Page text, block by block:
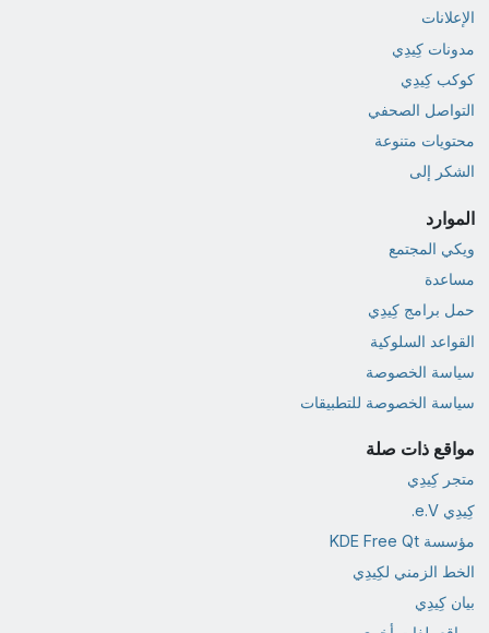
الإعلانات
مدونات كِيدِي
كوكب كِيدِي
التواصل الصحفي
محتويات متنوعة
الشكر إلى
الموارد
ويكي المجتمع
مساعدة
حمل برامج كِيدِي
القواعد السلوكية
سياسة الخصوصة
سياسة الخصوصة للتطبيقات
مواقع ذات صلة
متجر كِيدِي
كِيدِي e.V.
مؤسسة KDE Free Qt
الخط الزمني لكِيدِي
بيان كِيدِي